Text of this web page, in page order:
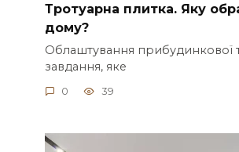
Тротуарна плитка. Яку
дому?
Облаштування прибудинкової
завдання, яке
0 39